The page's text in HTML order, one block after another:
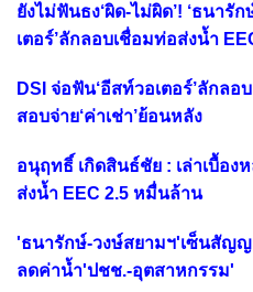
ยังไม่ฟันธง‘ผิด-ไม่ผิด’! ‘ธนารัก
เตอร์’ลักลอบเชื่อมท่อส่งน้ำ
DSI จ่อฟัน‘อีสท์วอเตอร์’ลักลอ
สอบจ่าย‘ค่าเช่า’ย้อนหลัง
อนุฤทธิ์ เกิดสินธ์ชัย : เล่าเบื้อง
ส่งน้ำ EEC 2.5 หมื่นล้าน
'ธนารักษ์-วงษ์สยามฯ'เซ็นสัญ
ลดค่าน้ำ'ปชช.-อุตสาหกรรม'